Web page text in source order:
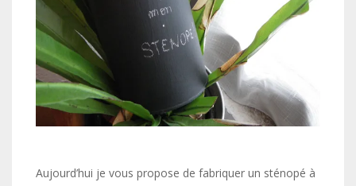
Aujourd’hui je vous propose de fabriquer un sténopé à